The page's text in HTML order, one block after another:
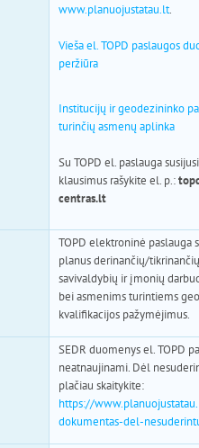
www.planuojustatau.lt.
Vieša el. TOPD paslaugos
peržiūra
Institucijų ir geodezininko
turinčių asmenų aplinka
Su TOPD el. paslauga
klausimus rašykite el. p.:
centras.lt
TOPD elektroninė paslauga
planus derinančių/tikrinančių
savivaldybių ir įmonių
beiasmenims turintiems
kvalifikacijos pažymėjimus.
SEDR duomenys el. TOPD
neatnaujinami. Dėl
plačiau skaitykite:
https://
dokumentas-del-